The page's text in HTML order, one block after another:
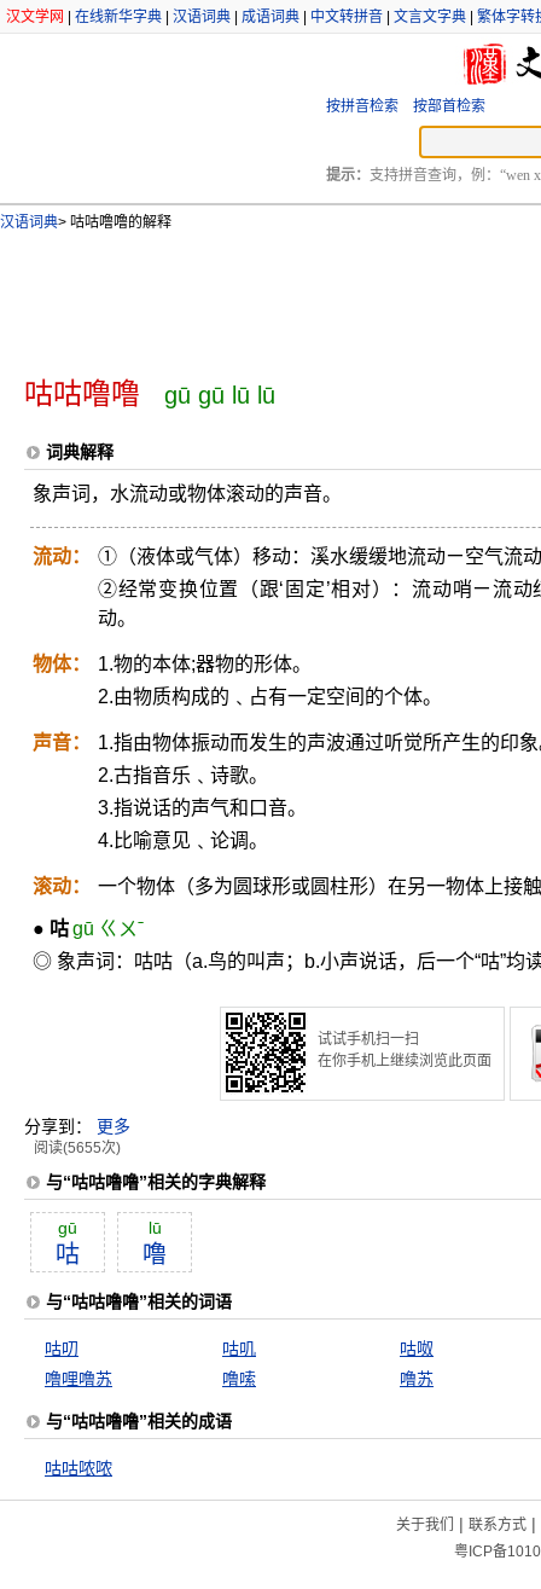
汉文学网 在线新华字典 汉语词典 成语词典 中文转拼音 文言文字典 繁体字转
按拼音检索 按部首检索
提示： 支持拼音查询，例：“wen
汉语词典> 咕咕噜噜的解释
咕咕噜噜 gū gū lū lū
词典解释
象声词，水流动或物体滚动的声音。
流动：
①（液体或气体）移动：溪水缓缓地流动ㄧ空气流
②经常变换位置（跟‘固定’相对）：流动哨ㄧ流
动。
物体：
1.物的本体;器物的形体。
2.由物质构成的﹑占有一定空间的个体。
声音：
1.指由物体振动而发生的声波通过听觉所产生的印
2.古指音乐﹑诗歌。
3.指说话的声气和口音。
4.比喻意见﹑论调。
滚动： 一个物体（多为圆球形或圆柱形）在另一物体上接
● 咕gū ㄍㄨˉ
◎ 象声词：咕咕（a.鸟的叫声；b.小声说话，后一个“咕”均
试试手机扫一扫
在你手机上继续浏览此页面
分享到： 更多
阅读(5655次)
与“咕咕噜噜”相关的字典解释
gū
咕
lū
噜
与“咕咕噜噜”相关的词语
咕叨 咕叽
咕呶
噜哩噜苏
噜嗦 噜苏
与“咕咕噜噜”相关的成语
咕咕哝哝
关于我们 | 联系方式|
粤ICP备